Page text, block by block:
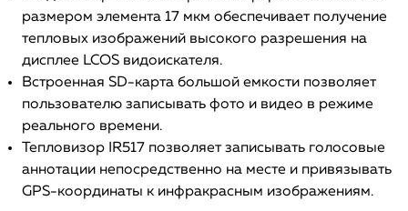
размером элемента 17 мкм обеспечивает получение
тепловых изображений высокого разрешения на
дисплее LCOS видоискателя.
Встроенная SD-карта большой емкости позволяет
пользователю записывать фото и видео в режиме
реального времени.
Тепловизор IR517 позволяет записывать голосовые
аннотации непосредственно на месте и привязывать
GPS-координаты к инфракрасным изображениям.